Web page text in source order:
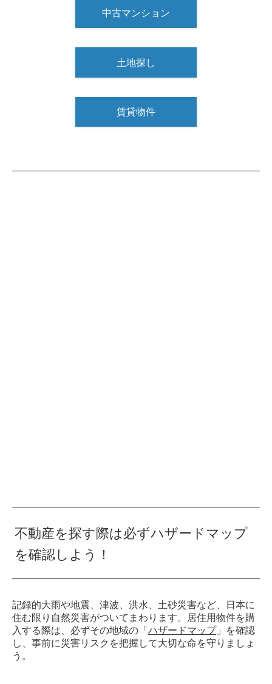
中古マンション
土地探し
賃貸物件
不動産を探す際は必ずハザードマップ
を確認しよう！
記録的大雨や地震、津波、洪水、土砂災害など、日本に
住む限り自然災害がついてまわります。居住用物件を購
入する際は、必ずその地域の「 ハザードマップ」を確認
し、事前に災害リスクを把握して大切な命を守りましょ
う。